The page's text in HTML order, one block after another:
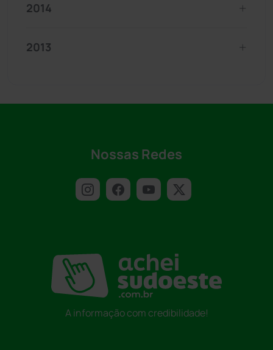
2014
2013
Nossas Redes
A informação com credibilidade!